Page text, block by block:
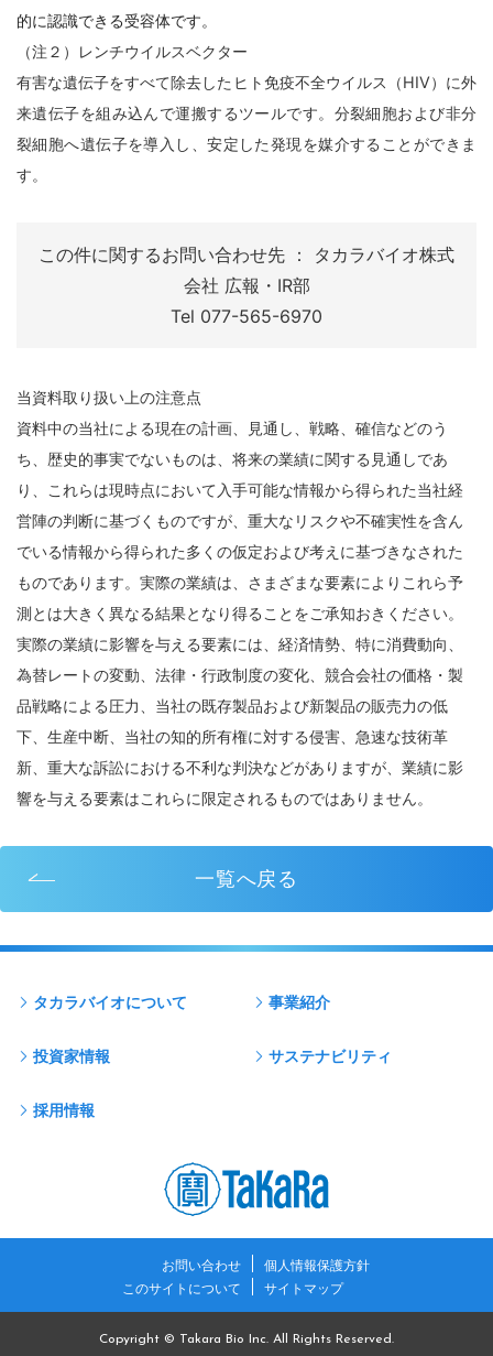
的に認識できる受容体です。
（注２）レンチウイルスベクター
有害な遺伝子をすべて除去したヒト免疫不全ウイルス（HIV）に外
来遺伝子を組み込んで運搬するツールです。分裂細胞および非分
裂細胞へ遺伝子を導入し、安定した発現を媒介することができま
す。
この件に関するお問い合わせ先 ： タカラバイオ株式
会社 広報・IR部
Tel 077-565-6970
当資料取り扱い上の注意点
資料中の当社による現在の計画、見通し、戦略、確信などのう
ち、歴史的事実でないものは、将来の業績に関する見通しであ
り、これらは現時点において入手可能な情報から得られた当社経
営陣の判断に基づくものですが、重大なリスクや不確実性を含ん
でいる情報から得られた多くの仮定および考えに基づきなされた
ものであります。実際の業績は、さまざまな要素によりこれら予
測とは大きく異なる結果となり得ることをご承知おきください。
実際の業績に影響を与える要素には、経済情勢、特に消費動向、
為替レートの変動、法律・行政制度の変化、競合会社の価格・製
品戦略による圧力、当社の既存製品および新製品の販売力の低
下、生産中断、当社の知的所有権に対する侵害、急速な技術革
新、重大な訴訟における不利な判決などがありますが、業績に影
響を与える要素はこれらに限定されるものではありません。
一覧へ戻る
タカラバイオについて 事業紹介
投資家情報 サステナビリティ
採用情報
お問い合わせ
個人情報保護方針
このサイトについて
サイトマップ
Copyright © Takara Bio Inc. All Rights Reserved.